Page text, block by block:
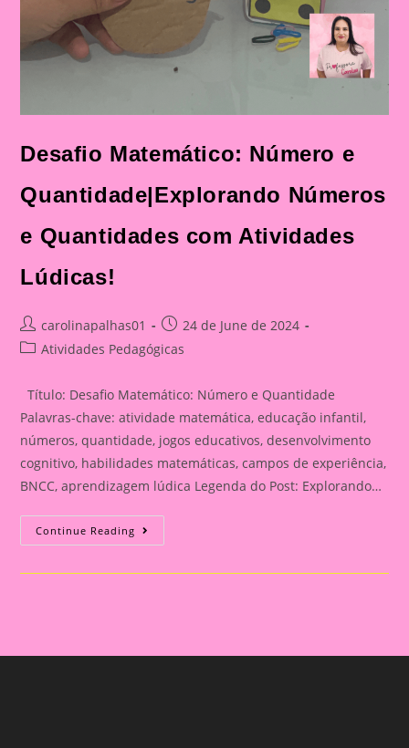
Desafio Matemático: Número e
Quantidade|Explorando Números
e Quantidades com Atividades
Lúdicas!
Post
author:
carolinapalhas01
Post
published:
24 de June de 2024
PostAtividades Pedagógicas
Título: Desafio Matemático: Número e Quantidade
Palavras-chave: atividade matemática, educação infantil,
números, quantidade, jogos educativos, desenvolvimento
cognitivo, habilidades matemáticas, campos de experiência,
BNCC, aprendizagem lúdica Legenda do Post: Explorando…
Continue Reading Desafio
Matemático:
E
Lúdicas!